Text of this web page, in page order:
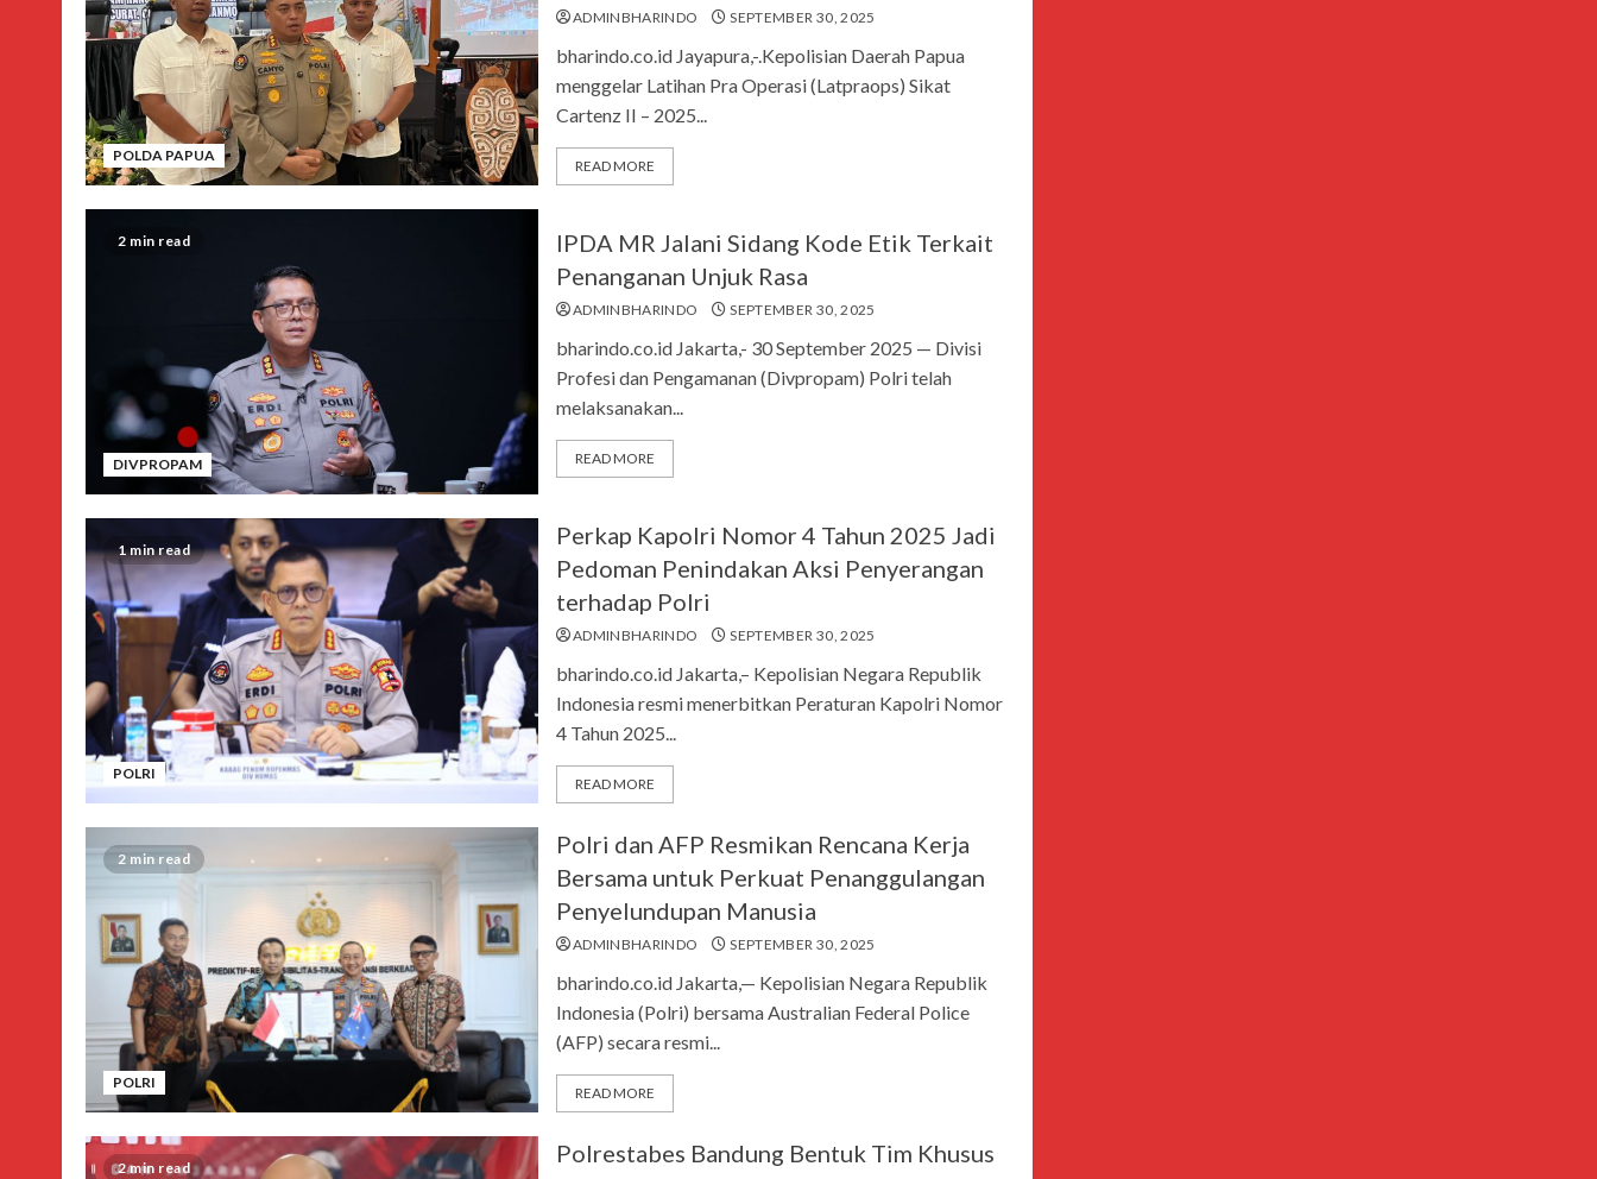
POLDA PAPUA
ADMINBHARINDO SEPTEMBER 30, 2025
bharindo.co.id Jayapura,-.Kepolisian Daerah Papua
menggelar Latihan Pra Operasi (Latpraops) Sikat
Cartenz II – 2025...
READ MORE
2 min read
DIVPROPAM
IPDA MR Jalani Sidang Kode Etik Terkait
Penanganan Unjuk Rasa
ADMINBHARINDO SEPTEMBER 30, 2025
bharindo.co.id Jakarta,- 30 September 2025 — Divisi
Profesi dan Pengamanan (Divpropam) Polri telah
melaksanakan...
READ MORE
1 min read
POLRI
Perkap Kapolri Nomor 4 Tahun 2025 Jadi
Pedoman Penindakan Aksi Penyerangan
terhadap Polri
ADMINBHARINDO SEPTEMBER 30, 2025
bharindo.co.id Jakarta,– Kepolisian Negara Republik
Indonesia resmi menerbitkan Peraturan Kapolri Nomor
4 Tahun 2025...
READ MORE
2 min read
POLRI
Polri dan AFP Resmikan Rencana Kerja
Bersama untuk Perkuat Penanggulangan
Penyelundupan Manusia
ADMINBHARINDO SEPTEMBER 30, 2025
bharindo.co.id Jakarta,— Kepolisian Negara Republik
Indonesia (Polri) bersama Australian Federal Police
(AFP) secara resmi...
READ MORE
2 min read
Polrestabes Bandung Bentuk Tim Khusus